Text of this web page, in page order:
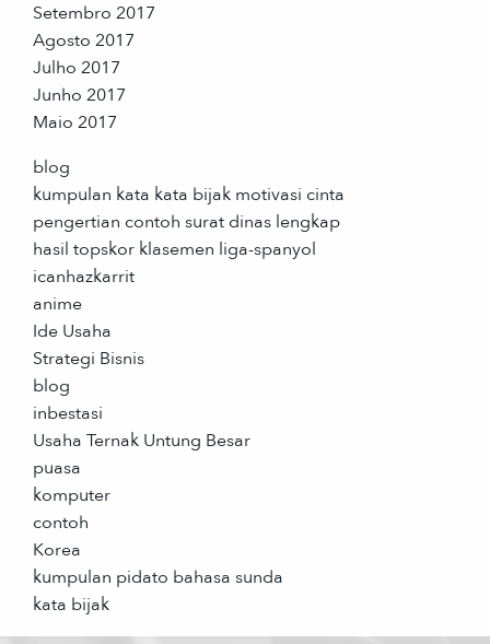
Setembro 2017
Agosto 2017
Julho 2017
Junho 2017
Maio 2017
blog
kumpulan kata kata bijak motivasi cinta
pengertian contoh surat dinas lengkap
hasil topskor klasemen liga-spanyol
icanhazkarrit
anime
Ide Usaha
Strategi Bisnis
blog
inbestasi
Usaha Ternak Untung Besar
puasa
komputer
contoh
Korea
kumpulan pidato bahasa sunda
kata bijak